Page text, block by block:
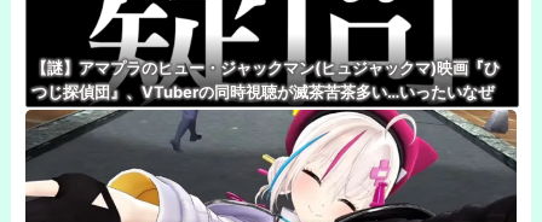
【謎】アマプラのヒュー・ジャックマン(ヒュジャックマ)映画『ひ
つじ探偵団』、VTuberの同時視聴が滅茶苦茶多い…いったいなぜ